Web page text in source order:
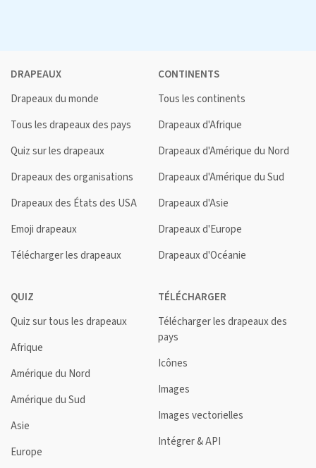
DRAPEAUX
Drapeaux du monde
Tous les drapeaux des pays
Quiz sur les drapeaux
Drapeaux des organisations
Drapeaux des États des USA
Emoji drapeaux
Télécharger les drapeaux
CONTINENTS
Tous les continents
Drapeaux d'Afrique
Drapeaux d'Amérique du Nord
Drapeaux d'Amérique du Sud
Drapeaux d'Asie
Drapeaux d'Europe
Drapeaux d'Océanie
QUIZ
Quiz sur tous les drapeaux
Afrique
Amérique du Nord
Amérique du Sud
Asie
Europe
TÉLÉCHARGER
Télécharger les drapeaux des
pays
Icônes
Images
Images vectorielles
Intégrer & API